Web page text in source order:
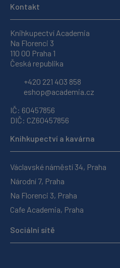
Kontakt
Knihkupectví Academia
Na Florenci 3
110 00 Praha 1
Česká republika
+420 221 403 858
eshop@academia.cz
IČ: 60457856
DIČ: CZ60457856
Knihkupectví a kavárna
Václavské náměstí 34, Praha
Národní 7, Praha
Na Florenci 3, Praha
Cafe Academia, Praha
Sociální sítě